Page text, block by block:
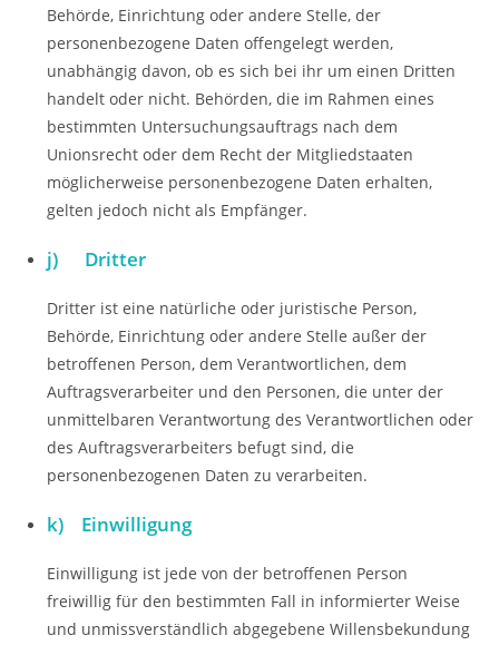
Behörde, Einrichtung oder andere Stelle, der
personenbezogene Daten offengelegt werden,
unabhängig davon, ob es sich bei ihr um einen Dritten
handelt oder nicht. Behörden, die im Rahmen eines
bestimmten Untersuchungsauftrags nach dem
Unionsrecht oder dem Recht der Mitgliedstaaten
möglicherweise personenbezogene Daten erhalten,
gelten jedoch nicht als Empfänger.
j) Dritter
Dritter ist eine natürliche oder juristische Person,
Behörde, Einrichtung oder andere Stelle außer der
betroffenen Person, dem Verantwortlichen, dem
Auftragsverarbeiter und den Personen, die unter der
unmittelbaren Verantwortung des Verantwortlichen oder
des Auftragsverarbeiters befugt sind, die
personenbezogenen Daten zu verarbeiten.
k) Einwilligung
Einwilligung ist jede von der betroffenen Person
freiwillig für den bestimmten Fall in informierter Weise
und unmissverständlich abgegebene Willensbekundung